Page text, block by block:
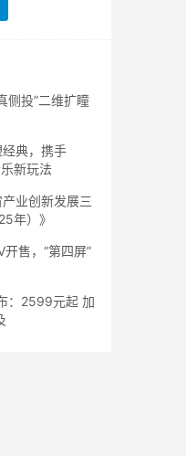
侧投”二维扩瞳
典，携手
新玩法
业创新发展三
年）》
售，“第四屏”
：2599元起 加